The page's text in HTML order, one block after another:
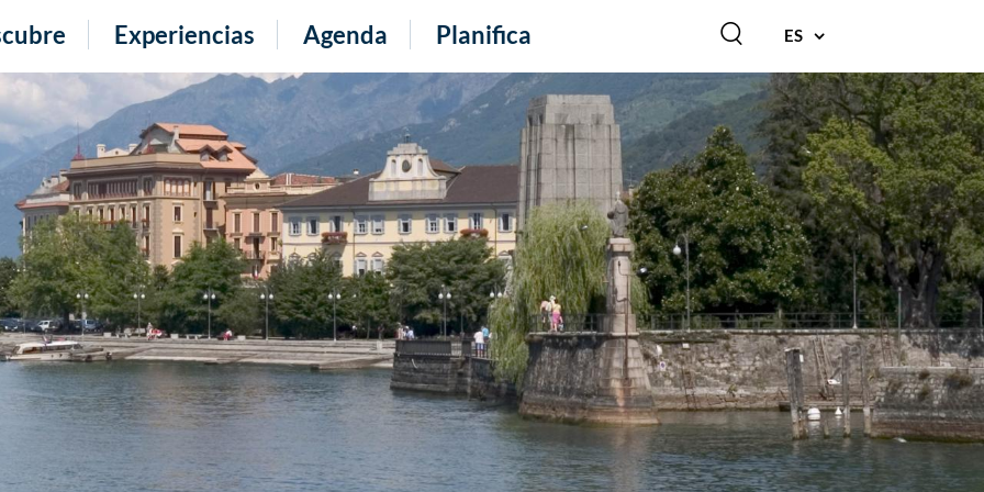
Experiencias Agenda Planifica ES